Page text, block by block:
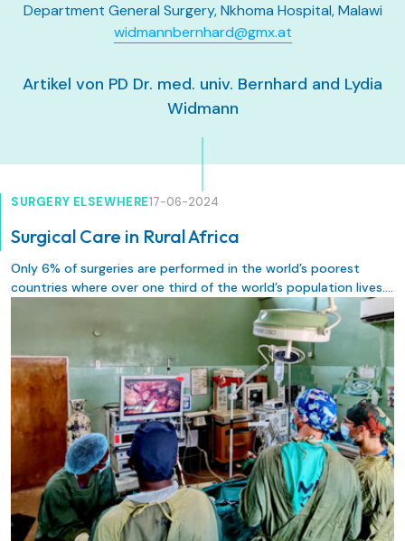
Department General Surgery, Nkhoma Hospital, Malawi
widmannbernhard@gmx.at
Artikel von PD Dr. med. univ. Bernhard and Lydia
Widmann
SURGERY ELSEWHERE17-06-2024
Surgical Care in Rural Africa
Only 6% of surgeries are performed in the world’s poorest
countries where over one third of the world’s population lives.
Malawi has one of the lowest surgeon densities worldwide, with
around 50 surgeons (of which 50% are general surgeons) for a
population of 20 million.
However, 35% of Malawi’s population
live with a condition requiring surgical care.3This article
describes some of the challenges of providing surgical care in
rural Malawi.